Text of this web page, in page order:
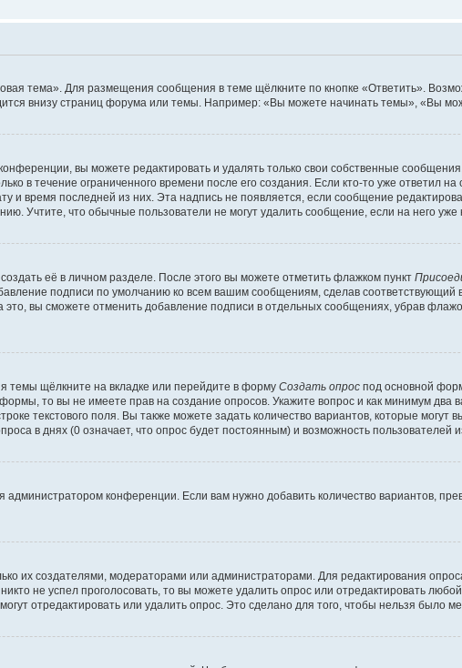
тема». Для размещения сообщения в теме щёлкните по кнопке «Ответить».
внизу страниц форума или темы. Например: «Вы можете начинать темы», «Вы
вы можете редактировать и удалять только свои собственные
в течение ограниченного времени после его создания. Если кто-то уже ответил
и время последней из них. Эта надпись не появляется, если сообщение
Учтите, что обычные пользователи не могут удалить сообщение, если на него уже
её в личном разделе. После этого вы можете отметить флажком пункт
подписи по умолчанию ко всем вашим сообщениям, сделав
вы сможете отменить добавление подписи в отдельных сообщениях, убрав
темы щёлкните на вкладке или перейдите в форму Создать опрос под основной
то вы не имеете прав на создание опросов. Укажите вопрос и как минимум два
текстового поля. Вы также можете задать количество вариантов, которые могут
в днях (0 означает, что опрос будет постоянным) и возможность пользователей
администратором конференции. Если вам нужно добавить количество вариантов,
их создателями, модераторами или администраторами. Для редактирования
не успел проголосовать, то вы можете удалить опрос или отредактировать
отредактировать или удалить опрос. Это сделано для того, чтобы нельзя было